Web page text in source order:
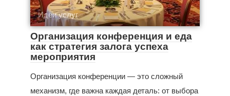
Идеи услуг
Организация конференция и еда
как стратегия залога успеха
мероприятия
Организация конференции — это сложный
механизм, где важна каждая деталь: от выбора